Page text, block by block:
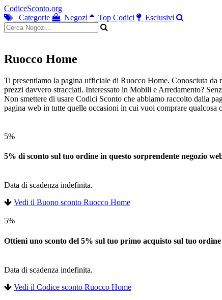
CodiceSconto.org
Categorie
Negozi Top Codici Esclusivi
Ruocco Home
Ti presentiamo la pagina ufficiale di Ruocco Home. Conosciuta da
prezzi davvero stracciati. Interessato in Mobili e Arredamento?
Non smettere di usare Codici Sconto che abbiamo raccolto dalla
pagina web in tutte quelle occasioni in cui vuoi comprare qualcosa
5%
5% di sconto sul tuo ordine in questo sorprendente negozio
Data di scadenza indefinita.
Vedi il Buono sconto Ruocco Home
5%
Ottieni uno sconto del 5% sul tuo primo acquisto sul tuo
Data di scadenza indefinita.
Vedi il Codice sconto Ruocco Home